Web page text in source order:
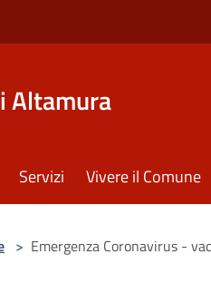
Altamura
Servizi Vivere il Comune
> Emergenza Coronavirus -